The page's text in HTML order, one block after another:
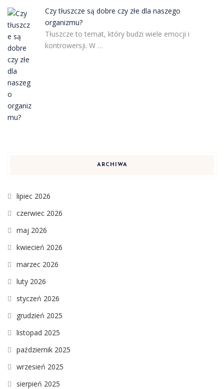
Czy tłuszcze są dobre czy złe dla naszego
organizmu?
Tłuszcze to temat, który budzi wiele emocji i
kontrowersji. W …
ARCHIWA
lipiec 2026
czerwiec 2026
maj 2026
kwiecień 2026
marzec 2026
luty 2026
styczeń 2026
grudzień 2025
listopad 2025
październik 2025
wrzesień 2025
sierpień 2025